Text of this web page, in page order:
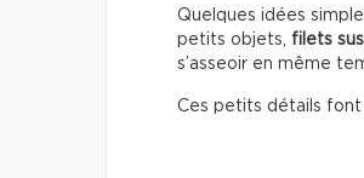
Quelques idées
petits objets, filets
s’asseoir en même
Ces petits détails